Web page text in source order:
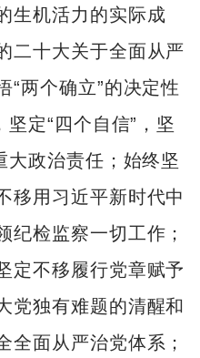
生机活力的实际成
二十大关于全面从严
“两个确立”的决定性
坚定“四个自信”，坚
大政治责任；始终坚
移用习近平新时代中
纪检监察一切工作；
定不移履行党章赋予
党独有难题的清醒和
全面从严治党体系；